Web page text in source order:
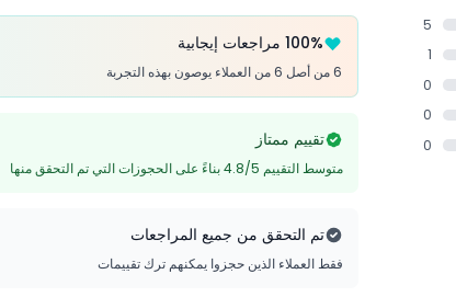
5
1
0
0
0
100% مراجعات إيجابية
6 من أصل 6 من العملاء يوصون بهذه التجربة
تقييم ممتاز
متوسط التقييم 4.8/5 بناءً على الحجوزات التي تم التحقق منها
تم التحقق من جميع المراجعات
فقط العملاء الذين حجزوا يمكنهم ترك تقييمات